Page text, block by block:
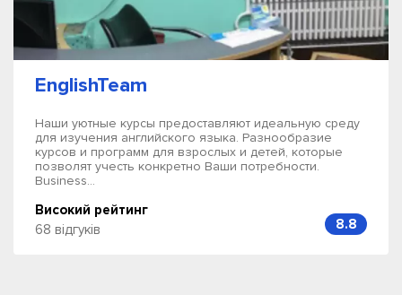
EnglishTeam
Наши уютные курсы предоставляют идеальную среду
для изучения английского языка. Разнообразие
курсов и программ для взрослых и детей, которые
позволят учесть конкретно Ваши потребности.
Business...
Високий рейтинг
68 відгуків
8.8